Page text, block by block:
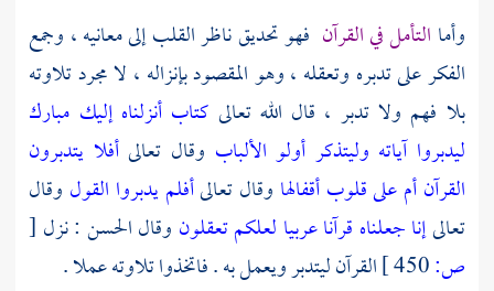
وأما التأمل في القرآن فهو تحديق ناظر القلب إلى معانيه ، وجمع
الفكر على تدبره وتعقله ، وهو المقصود بإنزاله ، لا مجرد تلاوته
بلا فهم ولا تدبر ، قال الله تعالى كتاب أنزلناه إليك مبارك
ليدبروا آياته وليتذكر أولو الألباب وقال تعالىأفلا يتدبرون
القرآن أم على قلوب أقفالها وقال تعالىأفلم يدبروا القول وقال
تعالىإنا جعلناه قرآنا عربيا لعلكم تعقلون وقالالحسن : نزل [
ص:
القرآن ليتدبر ويعمل به . فاتخذوا تلاوته عملا .